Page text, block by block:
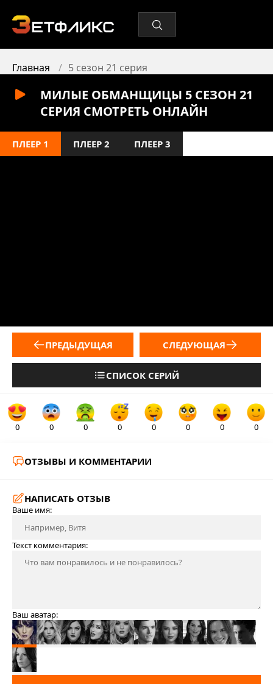
Главная 5 сезон 21 серия
МИЛЫЕ ОБМАНЩИЦЫ 5 СЕЗОН 21
СЕРИЯ СМОТРЕТЬ ОНЛАЙН
ПЛЕЕР 1 ПЛЕЕР 2 ПЛЕЕР 3
ПРЕДЫДУЩАЯ
СПИСОК СЕРИЙ
СЛЕДУЮЩАЯ
0 0 0 0 0 0 0 0
ОТЗЫВЫ И КОММЕНТАРИИ
НАПИСАТЬ ОТЗЫВ
Ваше имя:
Текст комментария:
Ваш аватар: